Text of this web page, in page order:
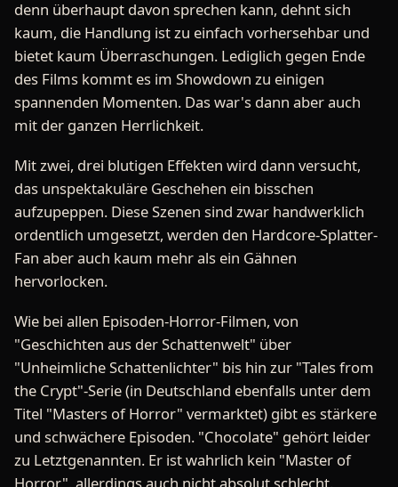
denn überhaupt davon sprechen kann, dehnt sich
kaum, die Handlung ist zu einfach vorhersehbar und
bietet kaum Überraschungen. Lediglich gegen Ende
des Films kommt es im Showdown zu einigen
spannenden Momenten. Das war's dann aber auch
mit der ganzen Herrlichkeit.
Mit zwei, drei blutigen Effekten wird dann versucht,
das unspektakuläre Geschehen ein bisschen
aufzupeppen. Diese Szenen sind zwar handwerklich
ordentlich umgesetzt, werden den Hardcore-Splatter-
Fan aber auch kaum mehr als ein Gähnen
hervorlocken.
Wie bei allen Episoden-Horror-Filmen, von
"Geschichten aus der Schattenwelt" über
"Unheimliche Schattenlichter" bis hin zur "Tales from
the Crypt"-Serie (in Deutschland ebenfalls unter dem
Titel "Masters of Horror" vermarktet) gibt es stärkere
und schwächere Episoden. "Chocolate" gehört leider
zu Letztgenannten. Er ist wahrlich kein "Master of
Horror", allerdings auch nicht absolut schlecht.